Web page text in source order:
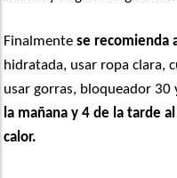
Finalmentese recomienda
hidratada, usar ropa clara,
usar gorras, bloqueador 30
la mañana y 4 de la tarde
calor.